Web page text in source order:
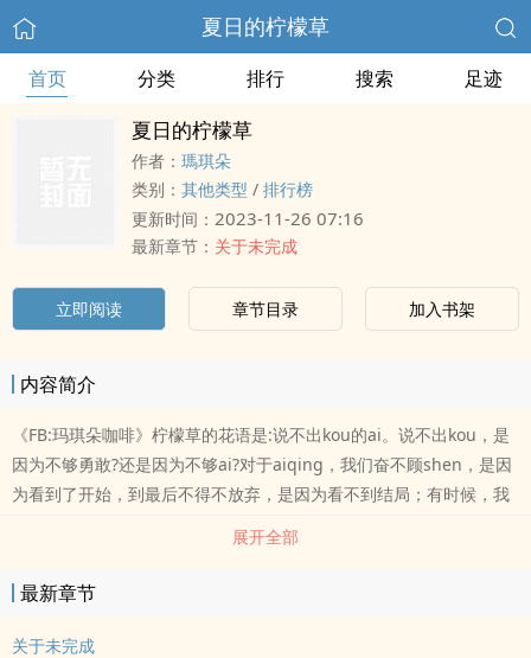
夏日的柠檬草
首页 分类 排行 搜索 足迹
夏日的柠檬草
作者： 瑪琪朵
类别： 其他类型 / 排行榜
更新时间： 2023-11-26 07:16
最新章节： 关于未完成
立即阅读 章节目录 加入书架
内容简介
《FB:玛琪朵咖啡》柠檬草的花语是:说不出kou的ai。说不出kou，是
因为不够勇敢?还是因为不够ai?对于aiqing，我们奋不顾shen，是因
为看到了开始，到最后不得不放弃，是因为看不到结局；有时候，我
们明知dao是一场空，却还在等待，因为等待已经成了一zhong无法
改变的习惯。第一章我喜欢你，还是个秘密第二章我们等候着
aiqing，却错过彼此第三章不确定就别亲吻第四章命运好幽默让ai的
七章(终章)起点是我和你，终点是我们，过程是回忆?★,:*:?(￣▽
展开全部
最新章节
关于未完成